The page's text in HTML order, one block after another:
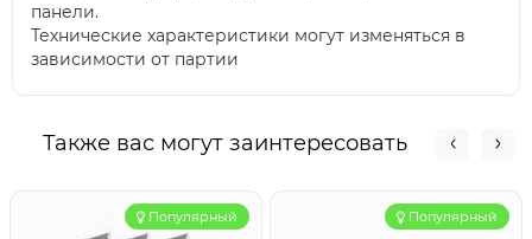
панели.
Технические характеристики могут изменяться в
зависимости от партии
Также вас могут заинтересовать
Популярный Популярный